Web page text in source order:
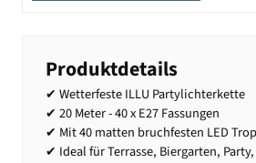
Produktdetails
✔ Wetterfeste ILLU Partylichterkette
✔ 20 Meter - 40 x E27 Fassungen
✔ Mit 40 matten bruchfesten LED
✔ Ideal für Terrasse, Biergarten,